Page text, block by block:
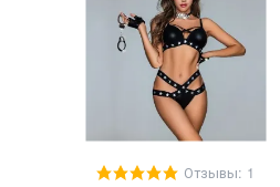
Отзывы: 1